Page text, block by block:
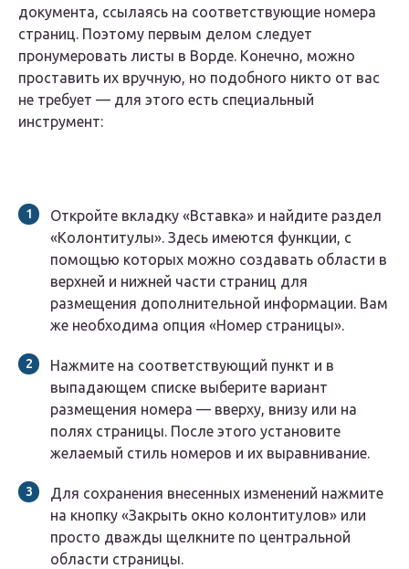
документа, ссылаясь на соответствующие номера
страниц. Поэтому первым делом следует
пронумеровать листы в Ворде. Конечно, можно
проставить их вручную, но подобного никто от вас
не требует — для этого есть специальный
инструмент:
Откройте вкладку «Вставка» и найдите раздел
«Колонтитулы». Здесь имеются функции, с
помощью которых можно создавать области в
верхней и нижней части страниц для
размещения дополнительной информации. Вам
же необходима опция «Номер страницы».
Нажмите на соответствующий пункт и в
выпадающем списке выберите вариант
размещения номера — вверху, внизу или на
полях страницы. После этого установите
желаемый стиль номеров и их выравнивание.
Для сохранения внесенных изменений нажмите
на кнопку «Закрыть окно колонтитулов» или
просто дважды щелкните по центральной
области страницы.